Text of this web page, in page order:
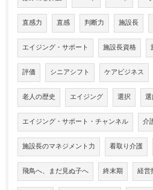
直感力 直感 判断力 施設長
エイジング・サポート 施設長資格
評価 シニアシフト ケアビジネス
老人の歴史 エイジング 選択
エイジング・サポート・チャンネル 介
施設長のマネジメント力 看取り介護
飛鳥へ、まだ見ぬ子へ 終末期 経営